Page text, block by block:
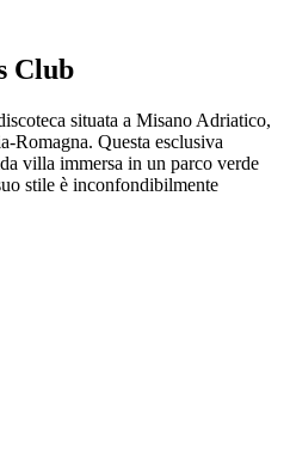
Club
situata a Misano Adriatico,
Questa esclusiva
villa immersa in un parco verde
stile è inconfondibilmente